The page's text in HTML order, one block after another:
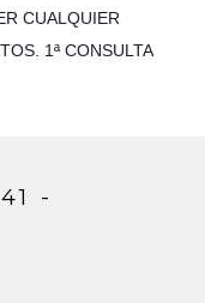
CUALQUIER
1ª CONSULTA
-